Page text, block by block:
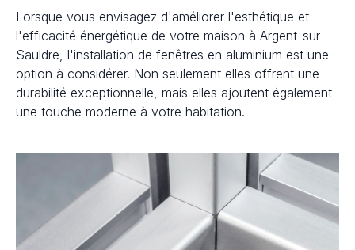
Lorsque vous envisagez d'améliorer l'esthétique et
l'efficacité énergétique de votre maison à Argent-sur-
Sauldre, l'installation de fenêtres en aluminium est une
option à considérer. Non seulement elles offrent une
durabilité exceptionnelle, mais elles ajoutent également
une touche moderne à votre habitation.